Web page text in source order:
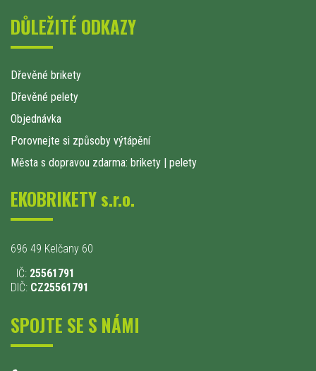
DŮLEŽITÉ ODKAZY
Dřevěné brikety
Dřevěné pelety
Objednávka
Porovnejte si způsoby výtápění
Města s dopravou zdarma: brikety | pelety
EKOBRIKETY s.r.o.
696 49 Kelčany 60
IČ: 25561791
DIČ: CZ25561791
SPOJTE SE S NÁMI